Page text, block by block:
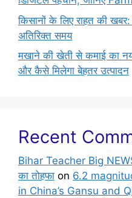
किसानों के लिए राहत की
अतिरिक्त समय
मखाने की खेती से कमाई का
और कैसे मिलेगा बेहतर उत्पादन
Recent
Bihar Teacher Big
का तोहफा on 6.2
in China’s Gansu and